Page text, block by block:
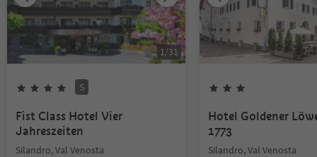
1/31
S
Fist Class Hotel Vier
Jahreszeiten
Silandro, Val Venosta
Hotel Goldener
1773
Silandro, Val Venosta